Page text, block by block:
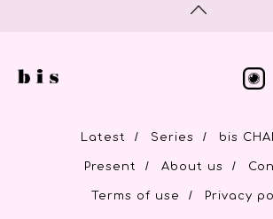
Latest / Series / bis
Present / About us /
Terms of use / Privacy